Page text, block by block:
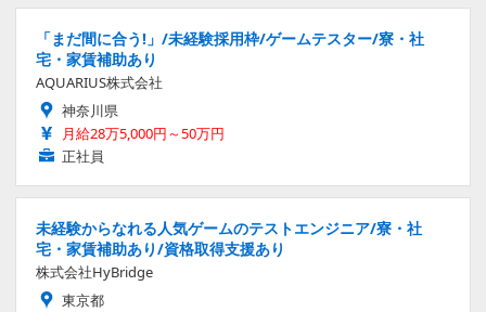
「まだ間に合う!」/未経験採用枠/ゲームテスター/寮・社
宅・家賃補助あり
AQUARIUS株式会社
神奈川県
月給28万5,000円～50万円
正社員
未経験からなれる人気ゲームのテストエンジニア/寮・社
宅・家賃補助あり/資格取得支援あり
株式会社HyBridge
東京都